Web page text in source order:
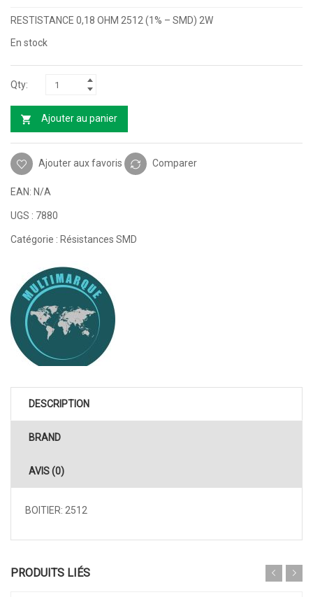
RESTISTANCE 0,18 OHM 2512 (1% – SMD) 2W
En stock
Ajouter au panier
Ajouter aux favoris Comparer
EAN: N/A
UGS : 7880
Catégorie : Résistances SMD
DESCRIPTION
BRAND
AVIS (0)
BOITIER: 2512
PRODUITS LIÉS